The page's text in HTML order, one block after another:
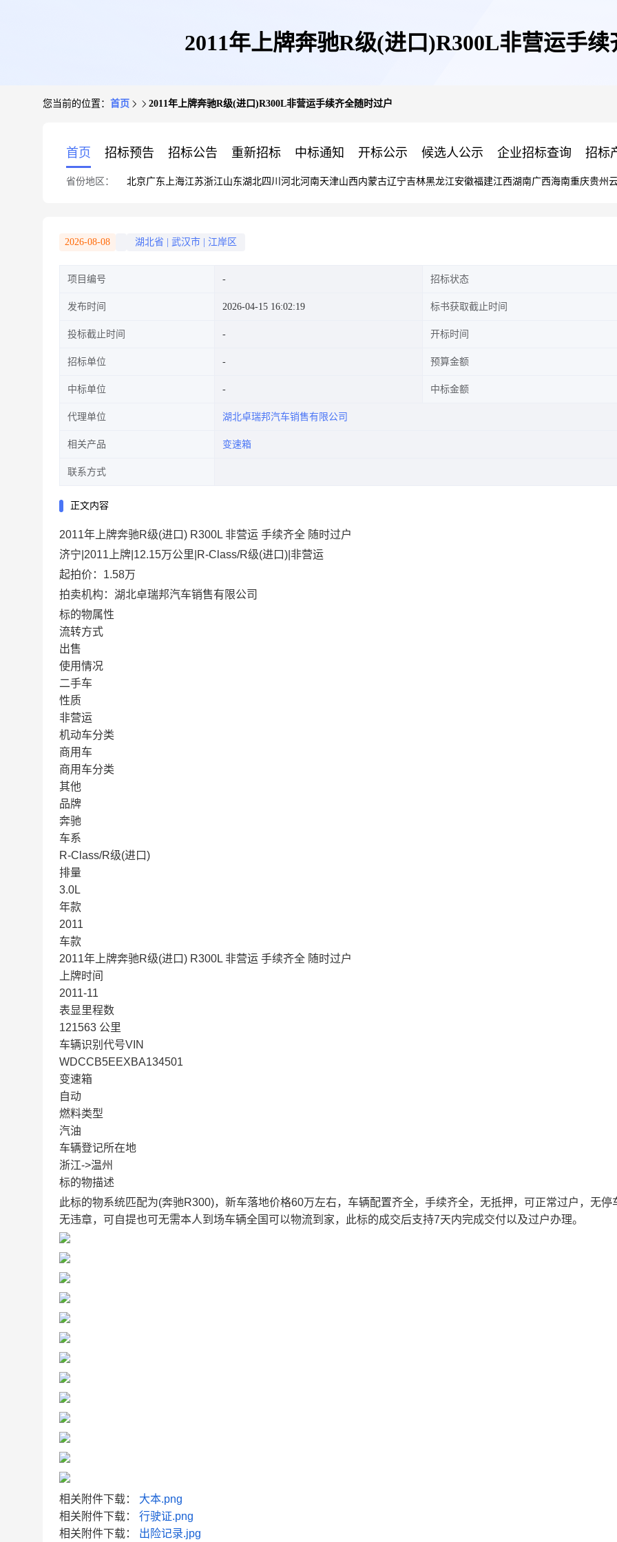
2011年上牌奔驰R级(进口)R300L非营运手
您当前的位置： 首页 2011年上牌奔驰R级(进口)R300L非营运手续齐全随时过户
首页 招标预告 招标公告 重新招标 中标通知 开标公示 候选人公示 企业招标查询 招标
省份地区： 北京广东 上海江苏浙江山东湖北四川 河北河南天津山西内蒙古辽宁吉林黑龙江安徽福建江西湖南广西海南重庆贵州
2026-08-08 湖北省 武汉市 江岸区
项目编号 招标状态
发布时间 2026-04-15 16:02:19 标书获取截止时间
投标截止时间 开标时间
招标单位 预算金额
中标单位 中标金额
代理单位 湖北卓瑞邦汽车销售有限公司
相关产品 变速箱
联系方式
正文内容
2011年上牌奔驰R级(进口) R300L 非营运 手续齐全 随时过户
济宁|2011上牌|12.15万公里|R-Class/R级(进口)|非营运
起拍价：1.58万
拍卖机构：湖北卓瑞邦汽车销售有限公司
标的物属性
流转方式
出售
使用情况
二手车
性质
非营运
机动车分类
商用车
商用车分类
其他
品牌
奔驰
车系
R-Class/R级(进口)
排量
3.0L
年款
2011
车款
2011年上牌奔驰R级(进口) R300L 非营运 手续齐全 随时过户
上牌时间
2011-11
表显里程数
121563 公里
车辆识别代号VIN
WDCCB5EEXBA134501
变速箱
自动
燃料类型
汽油
车辆登记所在地
浙江->温州
标的物描述
此标的物系统匹配为(奔驰R300)，新车落地价格60万左右，车辆配置齐全，手续齐全，无抵押，可正常过户，无停
无违章，可自提也可无需本人到场车辆全国可以物流到家，此标的成交后支持7天内完成交付以及过户办理。
相关附件下载： 大本.png
相关附件下载： 行驶证.png
相关附件下载： 出险记录.jpg